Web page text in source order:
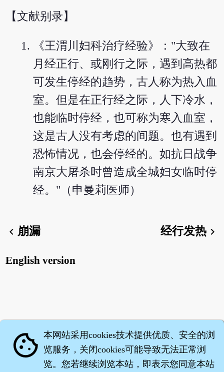
【文献别录】
《王渭川妇科治疗经验》："大致在
月经正行、或刚行之际，遇到高热都
可发生停经的趋势，古人称为热入血
室。但是在正行经之际，人下冷水，
也能临时停经，也可称为寒入血室，
这是古人没有考虑的间题。也有遇到
恐怖情况，也会停经的。如抗日战争
南京大屠杀时曾造成全城妇女临时停
经。"（申曼莉医师）
chevron_left崩漏 经行发热chevron_right
English version
cookie 本网站采用cookies技术提供优质、安全的浏
览服务，关闭cookies可能导致无法正常浏
览。您若继续浏览本站，即表示您同意本站